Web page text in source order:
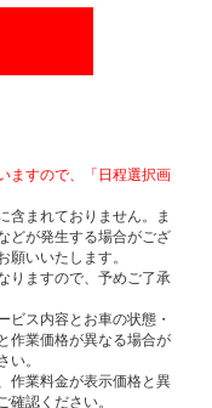
ますので、「日程選択画
含まれておりません。ま
どが発生する場合がござ
願いいたします。
りますので、予めご了承
ス内容とお車の状態・
作業価格が異なる場合が
い。
作業料金が表示価格と異
認ください。